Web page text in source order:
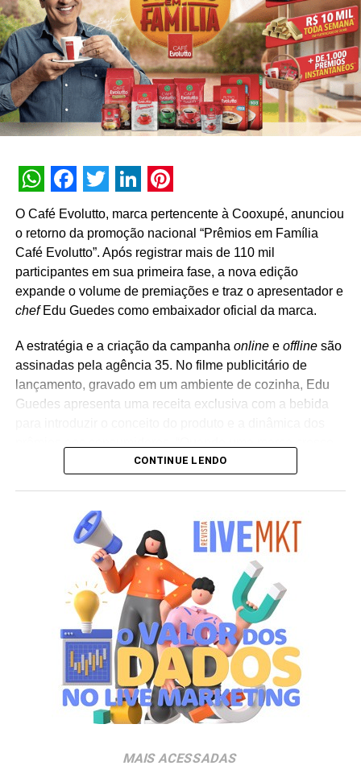
@VidadeCasada, @lardospimentas e @srramirro, que
atuam na divulgação de conteúdos e dinâmicas nas
redes sociais ao lado dos cantores.
O regulamento completo, a consulta de números da sorte
e o regulamento da promoção estão disponíveis no
hotsite oficial da campanha e nos canais digitais do Mart
Minas.
WhatsApp
Facebook
Twitter
LinkedIn
Pinterest
O Café Evolutto, marca pertencente à Cooxupé, anunciou
o retorno da promoção nacional “Prêmios em Família
Café Evolutto”. Após registrar mais de 110 mil
participantes em sua primeira fase, a nova edição
expande o volume de premiações e traz o apresentador e
chefEdu Guedes como embaixador oficial da marca.
A estratégia e a criação da campanha onlinee offlinesão
assinadas pela agência 35. No filme publicitário de
lançamento, gravado em um ambiente de cozinha, Edu
Guedes apresenta uma receita exclusiva com a bebida
de forma consistente, a comunicação também precisa
sucesso em uma plataforma de comunicação ainda mais
robusta, que amplia a presença da marca e a torna cada
vez mais relevante no mercado brasileiro”, destaca
Astério Segundo,CEO da agência 35.
A iniciativa integra o plano de expansão comercial do
Café Evolutto, que busca ampliar a distribuição e a fatia
de mercado em praças estratégicas, com foco no
fortalecimento das vendas nas regiões Sudeste e Sul do
país. “Essa é uma promoção que fortalece toda a cadeia,
estimulando o fluxo de consumidores no varejo, apoiando
CONTINUE LENDO
MAIS ACESSADAS